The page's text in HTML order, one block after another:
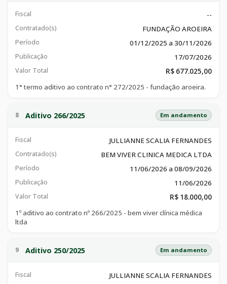
Fiscal --
Contratado(s) FUNDAÇÃO AROEIRA
Período 01/12/2025 a 30/11/2026
Publicação 17/07/2026
Valor Total
R$ 677.025,00
1° termo aditivo ao contrato n° 272/2025 - fundação aroeira.
8 Aditivo 266/2025 Em andamento
Fiscal JULLIANNE SCALIA FERNANDES
Contratado(s) BEM VIVER CLINICA MEDICA LTDA
Período 11/06/2026 a 08/09/2026
Publicação 11/06/2026
Valor Total
R$ 18.000,00
1º aditivo ao contrato nº 266/2025 - bem viver clínica médica
ltda
9 Aditivo 250/2025 Em andamento
Fiscal JULLIANNE SCALIA FERNANDES